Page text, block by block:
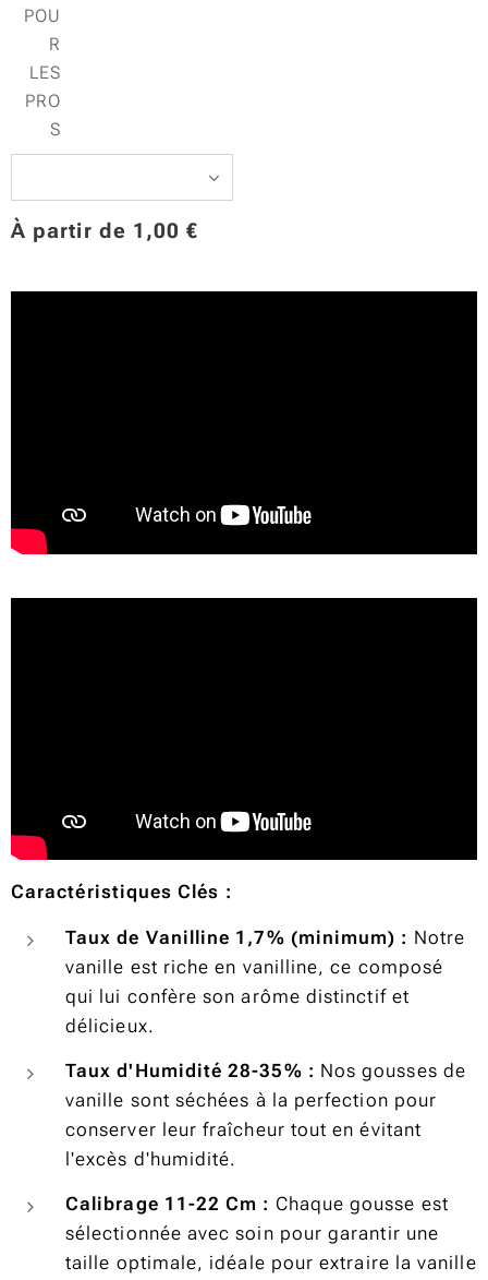
POU
R
LES
PRO
S
À partir de 1,00 €
Caractéristiques Clés :
Taux de Vanilline 1,7% (minimum) : Notre
vanille est riche en vanilline, ce composé
qui lui confère son arôme distinctif et
délicieux.
Taux d'Humidité 28-35% : Nos gousses de
vanille sont séchées à la perfection pour
conserver leur fraîcheur tout en évitant
l'excès d'humidité.
Calibrage 11-22 Cm : Chaque gousse est
sélectionnée avec soin pour garantir une
taille optimale, idéale pour extraire la vanille